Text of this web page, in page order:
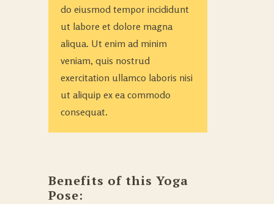
do eiusmod tempor incididunt
ut labore et dolore magna
aliqua. Ut enim ad minim
veniam, quis nostrud
exercitation ullamco laboris nisi
ut aliquip ex ea commodo
consequat.
Benefits of this Yoga
Pose: